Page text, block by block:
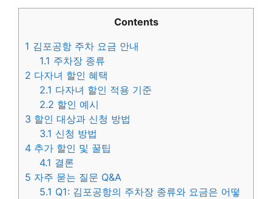
Contents
1 김포공항 주차 요금 안내
1.1 주차장 종류
2 다자녀 할인 혜택
2.1 다자녀 할인 적용 기준
2.2 할인 예시
3 할인 대상과 신청 방법
3.1 신청 방법
4 추가 할인 및 꿀팁
4.1 결론
5 자주 묻는 질문 Q&A
5.1 Q1: 김포공항의 주차장 종류와 요금은 어떻